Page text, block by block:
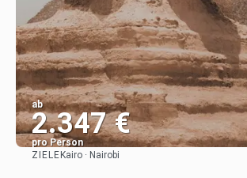
ab
2.347 €
pro Person
ZIELE Kairo · Nairobi